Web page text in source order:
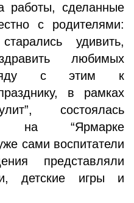
работы, сделанные
с родителями:
удивить,
любимых
с этим к
в рамках
состоялась
“Ярмарке
сами воспитатели
представляли
детские игры и